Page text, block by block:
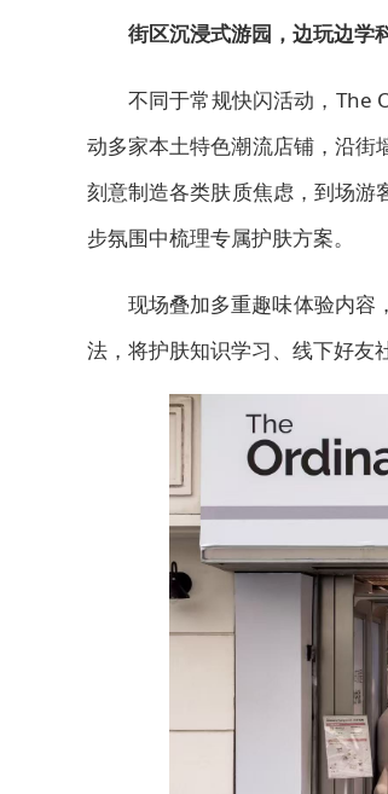
街区沉浸式游园， 边玩边学
不同于常规快闪活动，The
动多家本土特色潮流店铺，沿街
刻意制造各类肤质焦虑，到场游
步氛围中梳理专属护肤方案。
现场叠加多重趣味体验内容
法，将护肤知识学习、线下好友